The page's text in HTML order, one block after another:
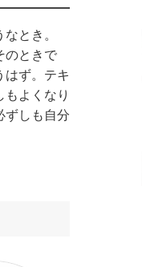
とき。
のときで
はず。テキ
よくなり
ずしも自分